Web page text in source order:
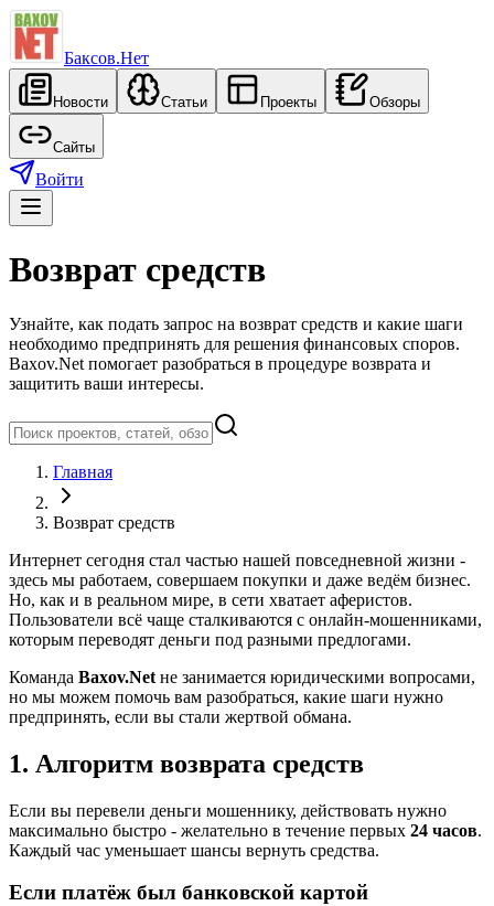
Баксов.Нет
Новости Статьи Проекты Обзоры
Сайты
Войти
Возврат средств
Узнайте, как подать запрос на возврат средств и какие шаги
необходимо предпринять для решения финансовых споров.
Baxov.Net помогает разобраться в процедуре возврата и
защитить ваши интересы.
Главная
Возврат средств
Интернет сегодня стал частью нашей повседневной жизни -
здесь мы работаем, совершаем покупки и даже ведём бизнес.
Но, как и в реальном мире, в сети хватает аферистов.
Пользователи всё чаще сталкиваются с онлайн-мошенниками,
которым переводят деньги под разными предлогами.
Команда Baxov.Net не занимается юридическими вопросами,
но мы можем помочь вам разобраться, какие шаги нужно
предпринять, если вы стали жертвой обмана.
1. Алгоритм возврата средств
Если вы перевели деньги мошеннику, действовать нужно
максимально быстро - желательно в течение первых 24 часов.
Каждый час уменьшает шансы вернуть средства.
Если платёж был банковской картой